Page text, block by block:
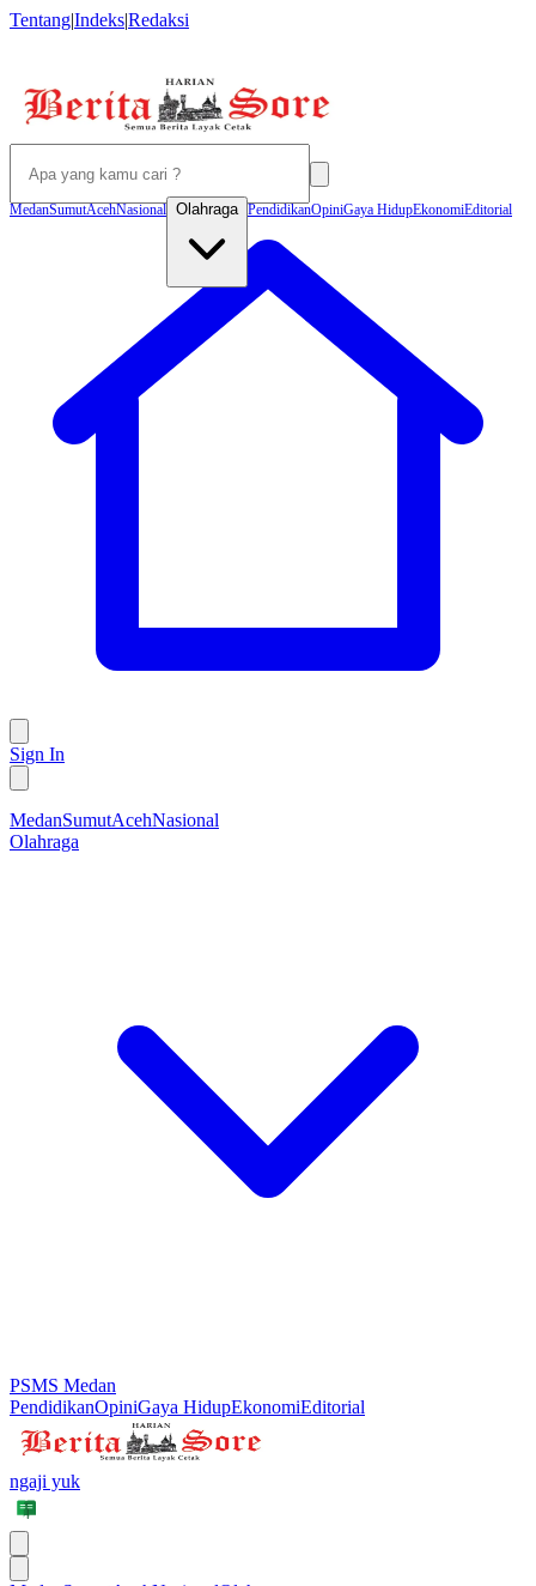
Tentang|Indeks|Redaksi
MedanSumutAcehNasional Olahraga PendidikanOpiniGaya HidupEkonomiEditorial
Sign In
MedanSumutAcehNasional
Olahraga
PSMS Medan
PendidikanOpiniGaya HidupEkonomiEditorial
ngaji yuk